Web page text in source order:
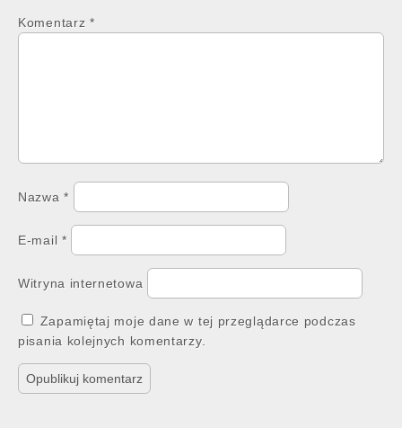
Komentarz *
Nazwa*
E-mail *
Witryna internetowa
Zapamiętaj moje dane w tej przeglądarce podczas
pisania kolejnych komentarzy.